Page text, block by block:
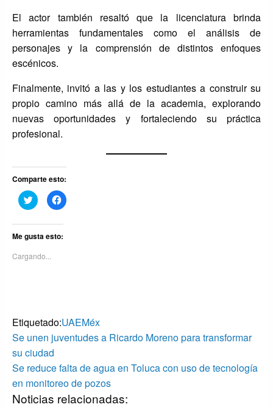
El actor también resaltó que la licenciatura brinda
herramientas fundamentales como el análisis de
personajes y la comprensión de distintos enfoques
escénicos.
Finalmente, invitó a las y los estudiantes a construir su
propio camino más allá de la academia, explorando
nuevas oportunidades y fortaleciendo su práctica
profesional.
Comparte esto:
Haz
clic
en
Twitter
(Se
en
Haz
clic
en
Facebook
(Se
Me gusta esto:
Cargando...
Etiquetado:UAEMéx
Navegación
de
entradas
Entrada
anterior
Se unen juventudes a Ricardo Moreno para transformar
su ciudad
Entrada
siguiente
Se reduce falta de agua en Toluca con uso de tecnología
en monitoreo de pozos
Noticias relacionadas: